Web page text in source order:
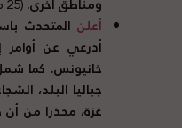
أعلن المتحدث
أدرعي عن
خانيونس. كما
جباليا البلد،
غزة، محذرا من